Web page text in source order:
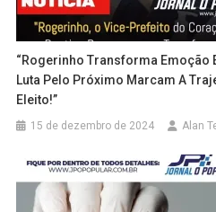
“Rogerinho Transforma Emoção
Luta Pelo Próximo Marcam A
Eleito!”
15 de dezembro de 2024 Alan